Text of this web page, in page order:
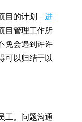
目的计划， 进
目管理工作所
免会遇到许许
可以归结于以
工。问题沟通